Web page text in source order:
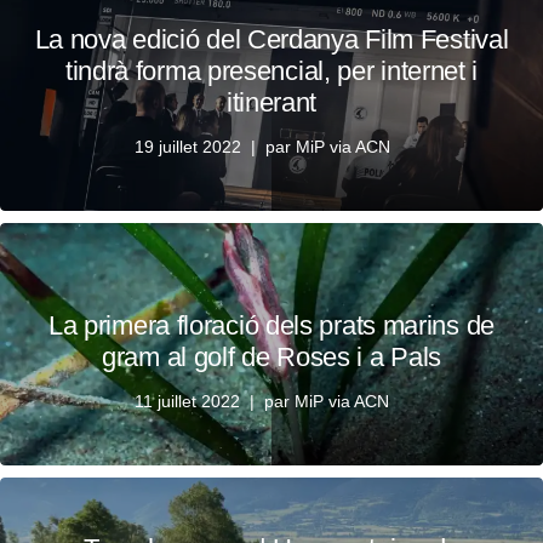
La nova edició del Cerdanya Film Festival
tindrà forma presencial, per internet i
itinerant
19 juillet 2022 par MiP via ACN
La primera floració dels prats marins de
gram al golf de Roses i a Pals
11 juillet 2022 par MiP via ACN